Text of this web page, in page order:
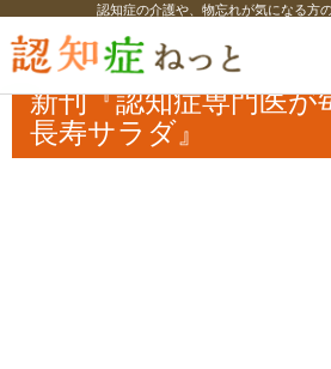
認知症の介護や、物忘れが気になる方
認知症ねっと 認知症最新ニュース 書籍・
日食べている長寿サラダ』
新刊『認知症専門医
長寿サラダ』